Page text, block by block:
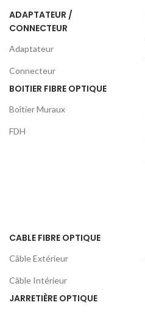
ADAPTATEUR /
CONNECTEUR
Adaptateur
Connecteur
BOITIER FIBRE OPTIQUE
Boîtier Muraux
FDH
CABLE FIBRE OPTIQUE
Câble Extérieur
Câble Intérieur
JARRETIÈRE OPTIQUE